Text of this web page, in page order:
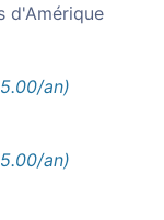
d'Amérique
an)
an)